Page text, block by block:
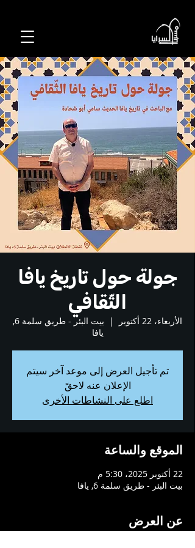
جولة حول تاريخ يافا
الثّقافي
الأربعاء، 22 أكتوبر
  |
بيت البئر - طريق سلمة 6,
يافا
تم تأجيل العرض إلى موعد آخر سيتم
الإعلان عنه لاحقً
اطلع على النشاطات الأخرى
الموقع والساعة
22 أكتوبر 2025، 5:30 م
بيت البئر - طريق سلمة 6, يافا
عن العرض